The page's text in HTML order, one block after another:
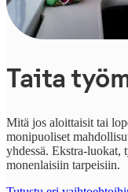
Taita
Mitä jos aloittaisit tai
monipuoliset
yhdessä. Ekstra-luokat,
monenlaisiin tarpeisiin.